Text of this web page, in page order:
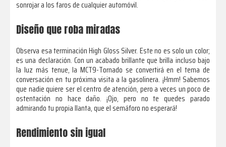
sonrojar a los faros de cualquier automóvil.
Diseño que roba miradas
Observa esa terminación High Gloss Silver. Este no es solo un color;
es una declaración. Con un acabado brillante que brilla incluso bajo
la luz más tenue, la MCT9-Tornado se convertirá en el tema de
conversación en tu próxima visita a la gasolinera. ¡Hmm! Sabemos
que nadie quiere ser el centro de atención, pero a veces un poco de
ostentación no hace daño. ¡Ojo, pero no te quedes parado
admirando tu propia llanta, que el semáforo no esperará!
Rendimiento sin igual